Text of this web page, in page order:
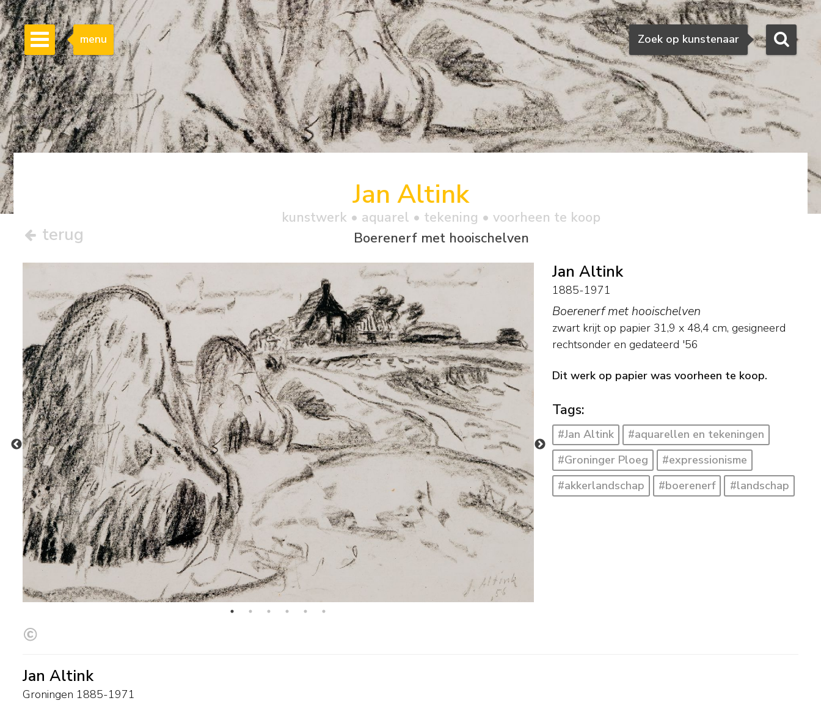
Zoeken
Zoek op kunstenaar
menu
terug
Jan Altink
kunstwerk • aquarel • tekening • voorheen te koop
Boerenerf met hooischelven
Jan Altink
1885-1971
Boerenerf met hooischelven
zwart krijt op papier 31,9 x 48,4 cm, gesigneerd
rechtsonder en gedateerd '56
Dit werk op papier was voorheen te koop.
Tags:
#Jan Altink
#aquarellen en tekeningen
#Groninger Ploeg
#expressionisme
#akkerlandschap
#boerenerf #landschap
Jan Altink
Groningen 1885-1971